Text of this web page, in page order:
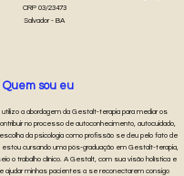
CRP 03/23473
Salvador - BA
Quem sou eu
utilizo a abordagem da Gestalt-terapia para mediar os
no processo de autoconhecimento, autocuidado,
da psicologia como profissão se deu pelo fato de
cursando uma pós-graduação em Gestalt-terapia,
o trabalho clínico. A Gestalt, com sua visão holística e
ajudar minhas pacientes a se reconectarem consigo